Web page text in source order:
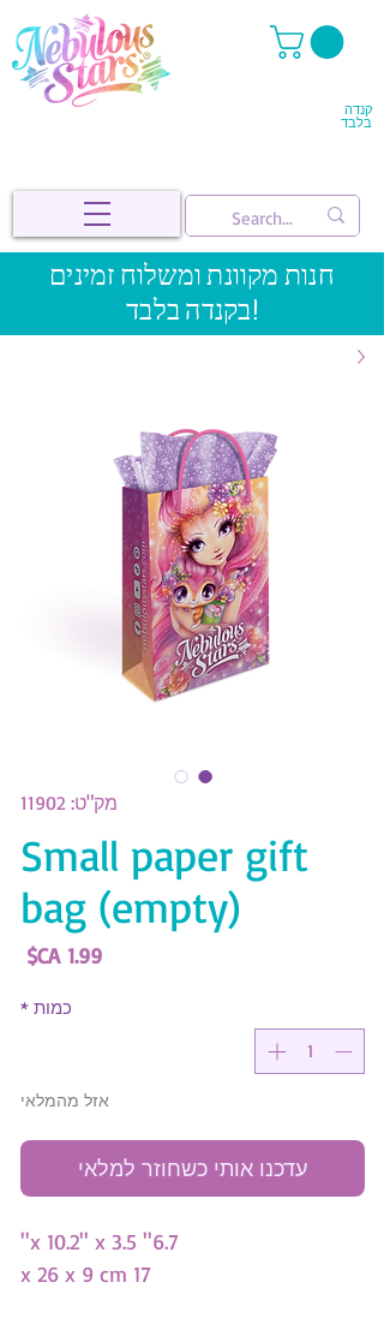
קנדה
בלבד
חנות מקוונת ומשלוח זמינים
בקנדה בלבד!
מק"ט: 11902
Small paper gift
bag (empty)
כמות *
אזל מהמלאי
עדכנו אותי כשחוזר למלאי
6.7'' x 10.2'' x 3.5''
17 x 26 x 9 cm